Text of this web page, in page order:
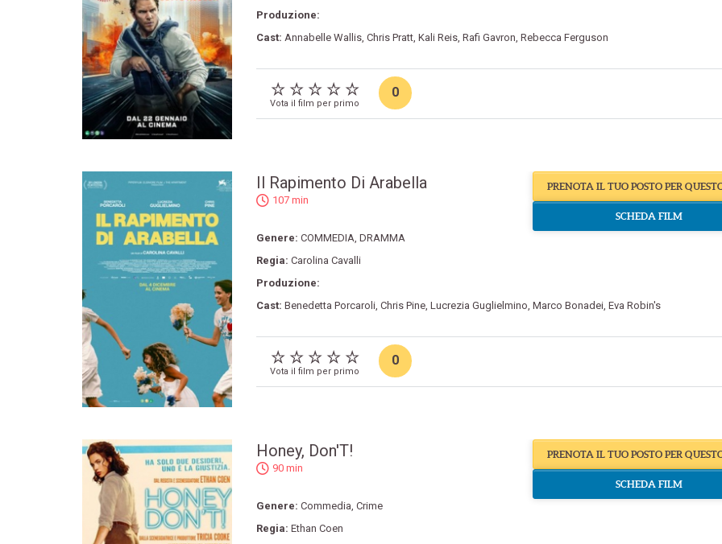
Produzione:
Cast: Annabelle Wallis, Chris Pratt, Kali Reis, Rafi Gavron, Rebecca Ferguson
Vota il film per primo
0
Il Rapimento Di Arabella
107 min
Genere: COMMEDIA, DRAMMA
Regia: Carolina Cavalli
Produzione:
Cast: Benedetta Porcaroli, Chris Pine, Lucrezia Guglielmino, Marco Bonadei, Eva Robin's
PRENOTA IL TUO POSTO PER
SCHEDA FILM
Vota il film per primo
0
Honey, Don'T!
90 min
Genere: Commedia, Crime
Regia: Ethan Coen
PRENOTA IL TUO POSTO PER
SCHEDA FILM